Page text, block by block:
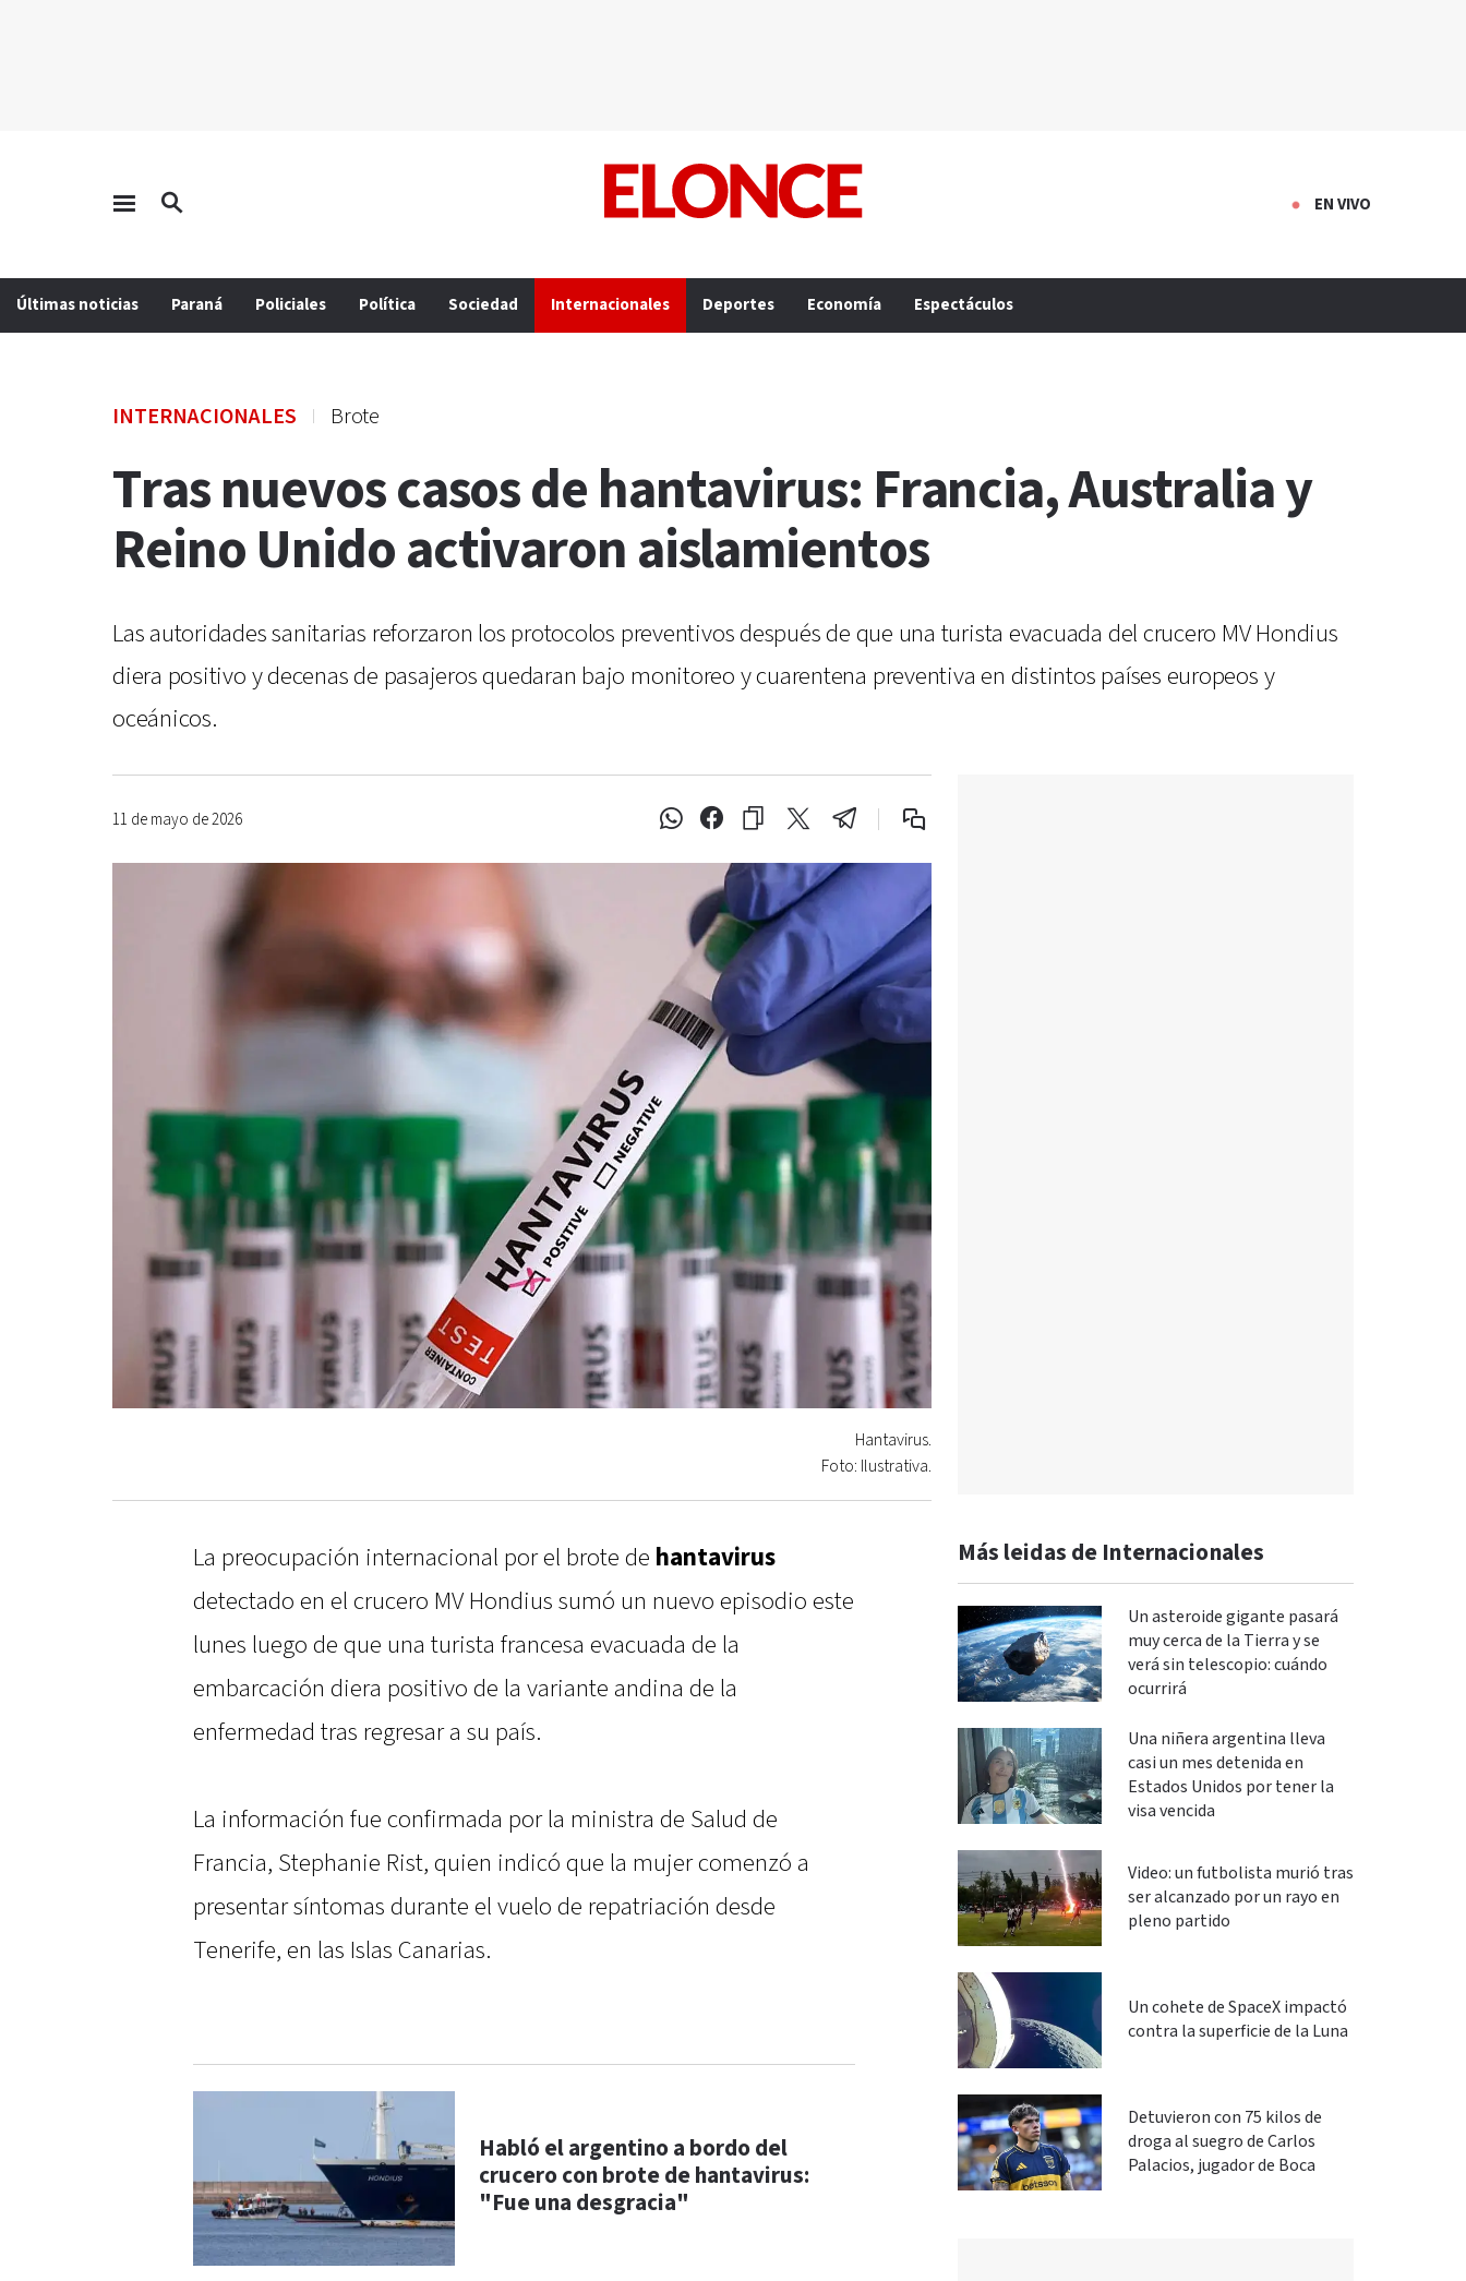
EN VIVO
Últimas noticias Paraná Policiales Política Sociedad Internacionales Deportes Economía Espectáculos
INTERNACIONALES Brote
Tras nuevos casos de hantavirus: Francia, Australia y
Reino Unido activaron aislamientos
Las autoridades sanitarias reforzaron los protocolos preventivos después de que una turista evacuada del crucero MV Hondius
diera positivo y decenas de pasajeros quedaran bajo monitoreo y cuarentena preventiva en distintos países europeos y
oceánicos.
11 de mayo de 2026
Hantavirus.
Foto: Ilustrativa.
La preocupación internacional por el brote de hantavirus
detectado en el crucero MV Hondius sumó un nuevo episodio este
lunes luego de que una turista francesa evacuada de la
embarcación diera positivo de la variante andina de la
enfermedad tras regresar a su país.
La información fue confirmada por la ministra de Salud de
Francia, Stephanie Rist, quien indicó que la mujer comenzó a
presentar síntomas durante el vuelo de repatriación desde
Tenerife, en las Islas Canarias.
Habló el argentino a bordo del
crucero con brote de hantavirus:
"Fue una desgracia"
Más leidas de Internacionales
Un asteroide gigante pasará
muy cerca de la Tierra y se
verá sin telescopio: cuándo
ocurrirá
Una niñera argentina lleva
casi un mes detenida en
Estados Unidos por tener la
visa vencida
Video: un futbolista murió tras
ser alcanzado por un rayo en
pleno partido
Un cohete de SpaceX impactó
contra la superficie de la Luna
Detuvieron con 75 kilos de
droga al suegro de Carlos
Palacios, jugador de Boca